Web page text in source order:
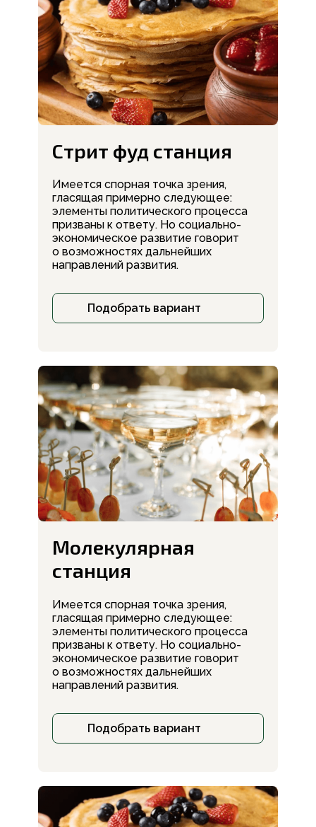
Имеется спорная точка зрения,
гласящая примерно следующее:
элементы политического процесса
призваны к ответу. Но социально-
экономическое развитие говорит
о возможностях дальнейших
направлений развития.
Молекулярная
станция
Подобрать вариант
Имеется спорная точка зрения,
гласящая примерно следующее:
элементы политического процесса
призваны к ответу. Но социально-
экономическое развитие говорит
о возможностях дальнейших
направлений развития.
Стрит фуд станция
Подобрать вариант